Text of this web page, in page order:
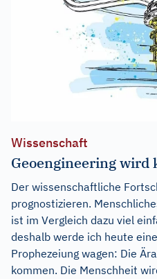
Wissenschaft
Geoengineering wird
Der wissenschaftliche
prognostizieren.
ist im Vergleich dazu viel
deshalb werde ich heute
Prophezeiung wagen: Die
kommen. Die Menschheit